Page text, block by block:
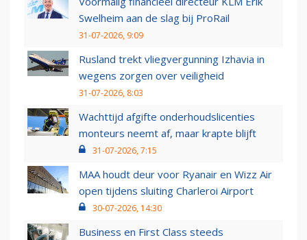
Swelheim aan de slag bij ProRail
31-07-2026, 9:09
Rusland trekt vliegvergunning Izhavia in
wegens zorgen over veiligheid
31-07-2026, 8:03
Wachttijd afgifte onderhoudslicenties
monteurs neemt af, maar krapte blijft
31-07-2026, 7:15
MAA houdt deur voor Ryanair en Wizz Air
open tijdens sluiting Charleroi Airport
30-07-2026, 14:30
Business en First Class steeds